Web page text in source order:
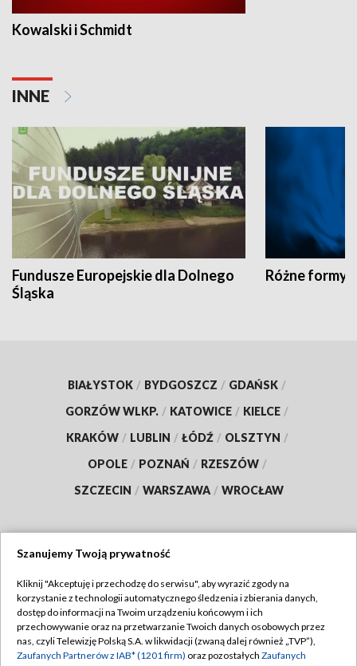
Kowalski i Schmidt
INNE
Fundusze Europejskie dla Dolnego
Śląska
Różne formy
BIAŁYSTOK / BYDGOSZCZ / GDAŃSK /
GORZÓW WLKP. / KATOWICE / KIELCE /
KRAKÓW / LUBLIN / ŁÓDŹ / OLSZTYN /
OPOLE / POZNAŃ / RZESZÓW /
SZCZECIN / WARSZAWA / WROCŁAW
TVP
Abonament TVP
Emisja w TVP
Regulamin TVP
Polityka prywatności
Szanujemy Twoją prywatność
Kliknij "Akceptuję i przechodzę do serwisu", aby wyrazić zgody na
korzystanie z technologii automatycznego śledzenia i zbierania danych,
dostęp do informacji na Twoim urządzeniu końcowym i ich
przechowywanie oraz na przetwarzanie Twoich danych osobowych przez
nas, czyli Telewizję Polską S.A. w likwidacji (zwaną dalej również „TVP”),
Zaufanych Partnerów z IAB* (1201 firm) oraz pozostałych Zaufanych